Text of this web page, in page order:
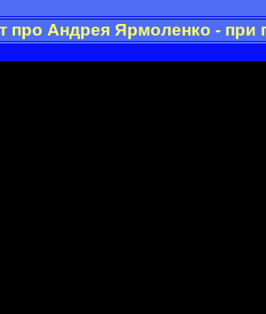
про Андрея Ярмоленко - при